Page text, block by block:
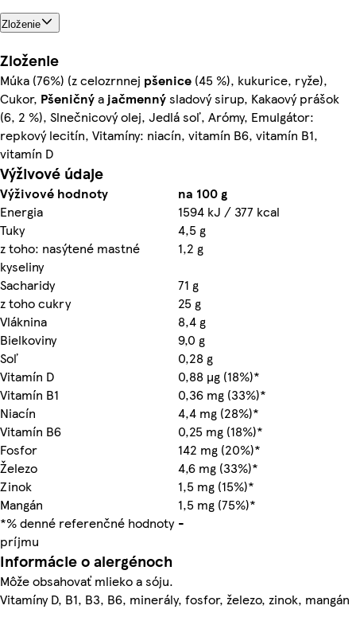
Zloženie
Zloženie
Múka (76%) (z celozrnnej pšenice (45 %), kukurice, ryže),
Cukor, Pšeničnýa jačmennýsladový sirup, Kakaový prášok
(6, 2 %), Slnečnicový olej, Jedlá soľ, Arómy, Emulgátor:
repkový lecitín, Vitamíny: niacín, vitamín B6, vitamín B1,
vitamín D
Výživové údaje
Výživové hodnoty
na 100 g
Energia
1594 kJ / 377 kcal
Tuky
4,5 g
z toho: nasýtené mastné
kyseliny
1,2 g
Sacharidy
71 g
z toho cukry
25 g
Vláknina
8,4 g
Bielkoviny
9,0 g
Soľ
0,28 g
Vitamín D
0,88 µg (18%)*
Vitamín B1
0,36 mg (33%)*
Niacín
4,4 mg (28%)*
Vitamín B6
0,25 mg (18%)*
Fosfor
142 mg (20%)*
Železo
4,6 mg (33%)*
Zinok
1,5 mg (15%)*
Mangán
1,5 mg (75%)*
*% denné referenčné hodnoty
príjmu
-
Informácie o alergénoch
Môže obsahovať mlieko a sóju.
Vitamíny D, B1, B3, B6, minerály, fosfor, železo, zinok, mangán